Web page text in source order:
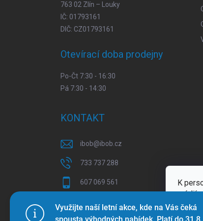
K
médií
Více
Využijte naší letní akce, kde na Vás čeká
763 02 Zlín – Louky
IČ: 01793161
DIČ: CZ01793161
Otevírací doba prodejny
Po-Čt 7:30 - 16:30
Pá 7:30 - 14:30
KONTAKT
ibob@ibob.cz
733 737 288
607 069 561